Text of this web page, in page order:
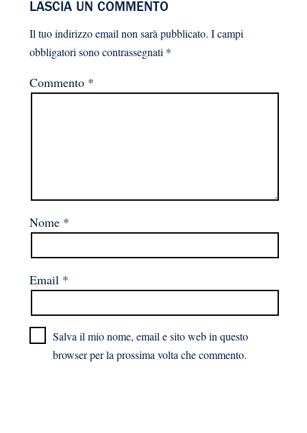
LASCIA UN COMMENTO
Il tuo indirizzo email non sarà pubblicato. I campi
obbligatori sono contrassegnati *
Commento *
Nome *
Email *
Salva il mio nome, email e sito web in questo
browser per la prossima volta che commento.